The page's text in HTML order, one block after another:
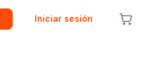
Iniciar sesión